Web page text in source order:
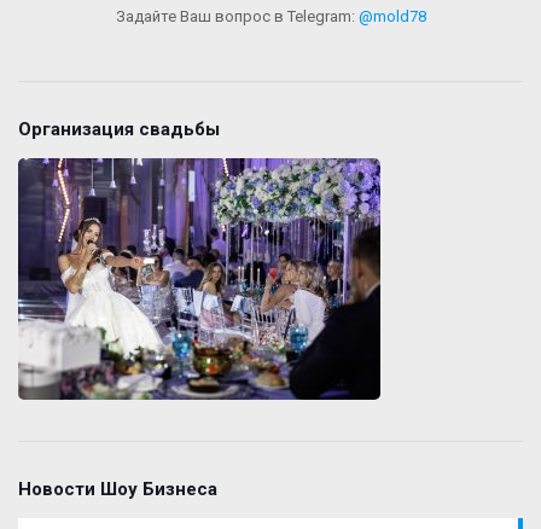
Задайте Ваш вопрос в Telegram: @mold78
Организация свадьбы
Новости Шоу Бизнеса